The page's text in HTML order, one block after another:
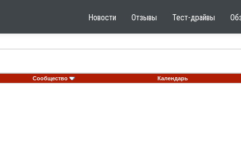
Новости Отзывы Тест-драйвы
Сообщество Календарь